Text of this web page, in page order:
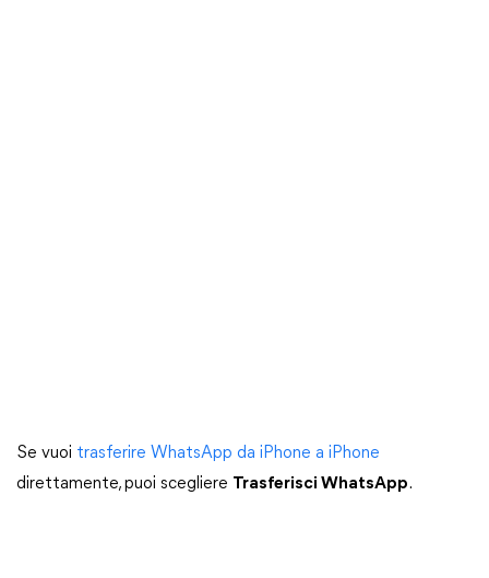
Se vuoi trasferire WhatsApp da iPhone a iPhone
direttamente, puoi scegliere Trasferisci WhatsApp.